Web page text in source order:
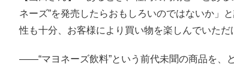
ネーズ”を発売したらおもしろいのではないか」
性も十分、お客様により買い物を楽しんでいた
――“マヨネーズ飲料”という前代未聞の商品を、